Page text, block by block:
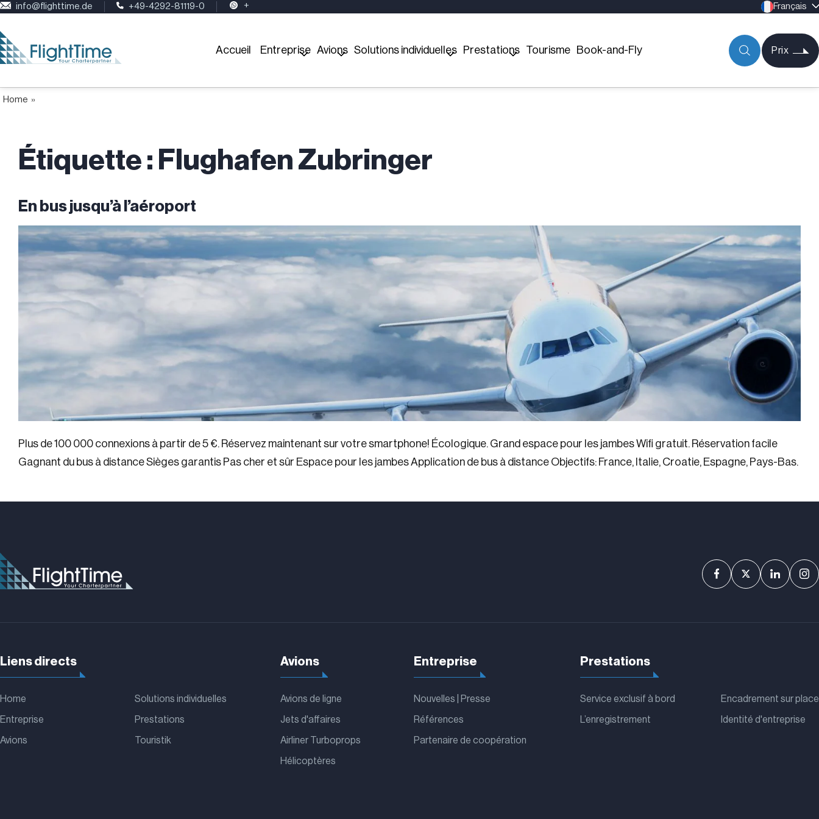
info@flighttime.de +49-4292-81119-0 + Français
Accueil Entreprise Avions Solutions individuelles Prestations Tourisme Book-and-Fly Prix
Home »
Étiquette : Flughafen Zubringer
En bus jusqu’à l’aéroport
Plus de 100 000 connexions à partir de 5 €. Réservez maintenant sur votre smartphone! Écologique. Grand espace pour les jambes Wifi gratuit. Réservation facile
Gagnant du bus à distance Sièges garantis Pas cher et sûr Espace pour les jambes Application de bus à distance Objectifs: France, Italie, Croatie, Espagne, Pays-Bas.
Liens directs
Home
Entreprise
Avions
Solutions individuelles
Prestations
Touristik
Avions
Avions de ligne
Jets d'affaires
Airliner Turboprops
Hélicoptères
Entreprise
Nouvelles | Presse
Références
Partenaire de coopération
Prestations
Service exclusif à bord
L’enregistrement
Encadrement sur place
Identité d'entreprise